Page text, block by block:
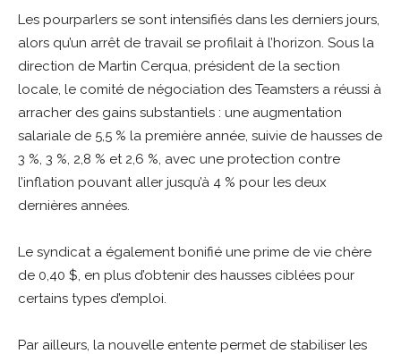
Les pourparlers se sont intensifiés dans les derniers jours,
alors qu’un arrêt de travail se profilait à l’horizon. Sous la
direction de Martin Cerqua, président de la section
locale, le comité de négociation des Teamsters a réussi à
arracher des gains substantiels : une augmentation
salariale de 5,5 % la première année, suivie de hausses de
3 %, 3 %, 2,8 % et 2,6 %, avec une protection contre
l’inflation pouvant aller jusqu’à 4 % pour les deux
dernières années.
Le syndicat a également bonifié une prime de vie chère
de 0,40 $, en plus d’obtenir des hausses ciblées pour
certains types d’emploi.
Par ailleurs, la nouvelle entente permet de stabiliser les